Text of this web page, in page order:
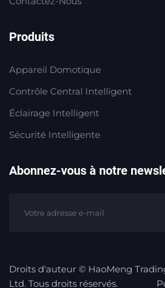
Produits
Appareil Domotique
Contrôle Central Intelligent
Éclairage Intelligent
Sécurité Intelligente
Abonnez-vous à notre
Droits d'auteur © HaoMeng
Ltd. Tous droits réservés.